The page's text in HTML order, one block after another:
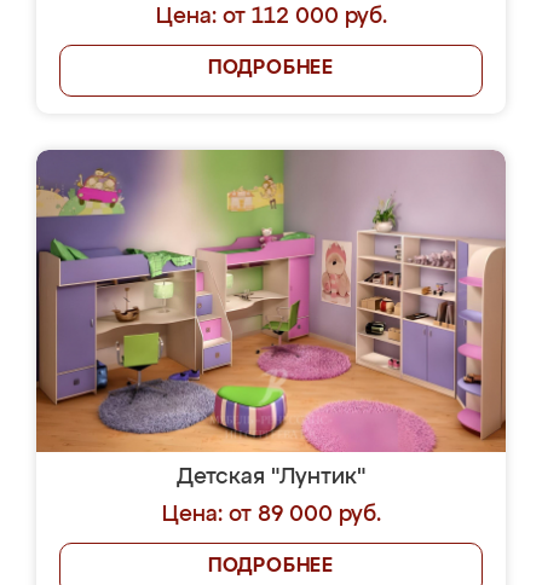
Цена: от 112 000 руб.
ПОДРОБНЕЕ
Детская "Лунтик"
Цена: от 89 000 руб.
ПОДРОБНЕЕ